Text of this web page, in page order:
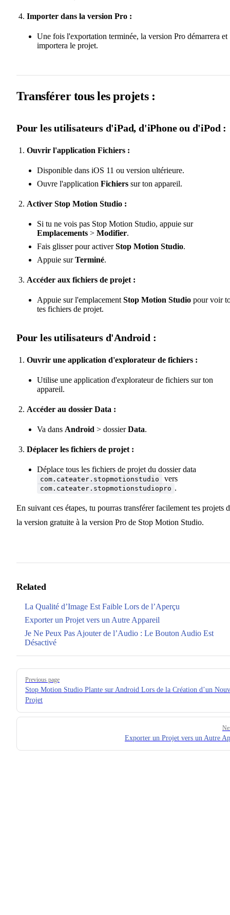
Importer dans la version Pro :
Une fois l'exportation terminée, la version Pro démarrera et
importera le projet.
Transférer tous les projets :
Pour les utilisateurs d'iPad, d'iPhone ou d'iPod :
Ouvrir l'application Fichiers :
Disponible dans iOS 11 ou version ultérieure.
Ouvre l'application Fichiers sur ton appareil.
Activer Stop Motion Studio :
Si tu ne vois pas Stop Motion Studio, appuie sur
Emplacements > Modifier.
Fais glisser pour activerStop Motion Studio.
Appuie surTerminé.
Accéder aux fichiers de projet :
Appuie sur l'emplacement Stop Motion Studio pour voir
tes fichiers de projet.
Pour les utilisateurs d'Android :
Ouvrir une application d'explorateur de fichiers :
Utilise une application d'explorateur de fichiers sur ton
appareil.
Accéder au dossier Data :
Va dans Android > dossierData.
Déplacer les fichiers de projet :
Déplace tous les fichiers de projet du dossier data
com.cateater.stopmotionstudio vers
com.cateater.stopmotionstudiopro .
En suivant ces étapes, tu pourras transférer facilement tes projets
la version gratuite à la version Pro de Stop Motion Studio.
Related
La Qualité d’Image Est Faible Lors de l’Aperçu
Exporter un Projet vers un Autre Appareil
Je Ne Peux Pas Ajouter de l’Audio : Le Bouton Audio Est
Désactivé
Pager
Previous page
Stop Motion Studio Plante sur Android Lors de la Création d’un
Projet
Exporter un Projet vers un Autre